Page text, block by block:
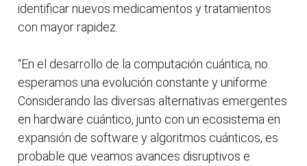
identificar nuevos medicamentos y tratamientos
con mayor rapidez.
“En el desarrollo de la computación cuántica, no
esperamos una evolución constante y uniforme.
Considerando las diversas alternativas emergentes
en hardware cuántico, junto con un ecosistema en
expansión de software y algoritmos cuánticos, es
probable que veamos avances disruptivos e